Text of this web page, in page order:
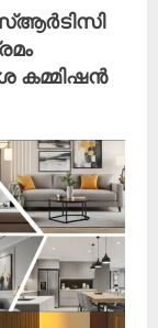
കമ്മിഷൻ